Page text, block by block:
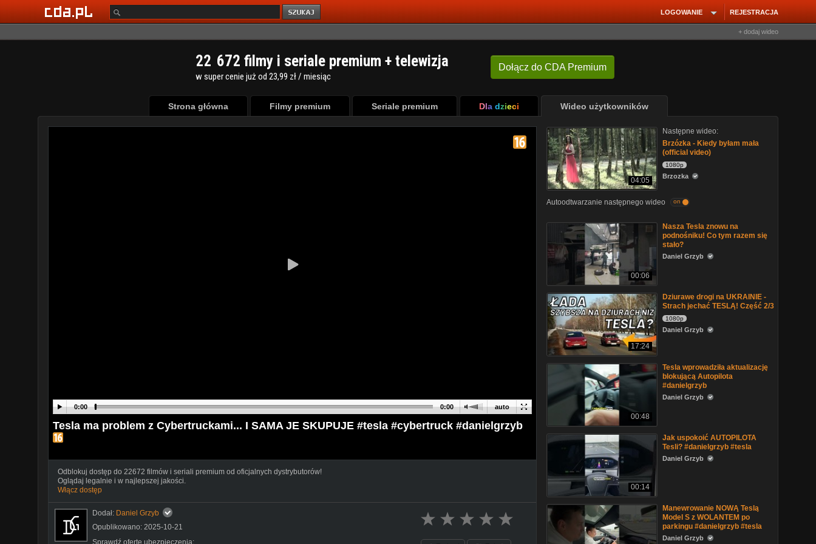
REJESTRACJA
LOGOWANIE
+ dodaj wideo
Dołącz do CDA Premium
22 672 filmy i seriale premium + telewizja
w super cenie już od 23,99 zł / miesiąc
Strona główna Filmy premium Seriale premium Dla dzieci Wideo użytkowników
auto
0:00 0:00
Tesla ma problem z Cybertruckami... I SAMA JE SKUPUJE #tesla #cybertruck #danielgrzyb
Odblokuj dostęp do 22672 filmów i seriali premium od oficjalnych dystrybutorów!
Oglądaj legalnie i w najlepszej jakości.
Włącz dostęp
Dodał: Daniel Grzyb
Opublikowano: 2025-10-21
Sprawdź ofertę ubezpieczenia:
04:05
Następne wideo:
Brzózka - Kiedy byłam mała
(official video)
1080p
Brzozka
Autoodtwarzanie następnego wideo on
00:06
Nasza Tesla znowu na
podnośniku! Co tym razem się
stało?
Daniel Grzyb
17:24
Dziurawe drogi na UKRAINIE -
Strach jechać TESLĄ! Część 2/3
1080p
Daniel Grzyb
00:48
Tesla wprowadziła aktualizację
blokującą Autopilota
#danielgrzyb
Daniel Grzyb
00:14
Jak uspokoić AUTOPILOTA
Tesli? #danielgrzyb #tesla
Daniel Grzyb
Manewrowanie NOWĄ Teslą
Model S z WOLANTEM po
parkingu #danielgrzyb #tesla
Daniel Grzyb